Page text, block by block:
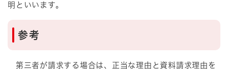
明といいます。
参考
第三者が請求する場合は、正当な理由と資料請求理由を